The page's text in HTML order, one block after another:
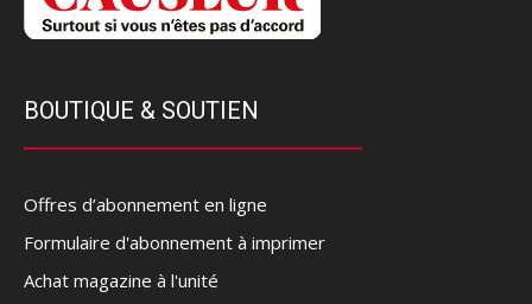
BOUTIQUE & SOUTIEN
Offres d’abonnement en ligne
Formulaire d'abonnement à imprimer
Achat magazine à l'unité